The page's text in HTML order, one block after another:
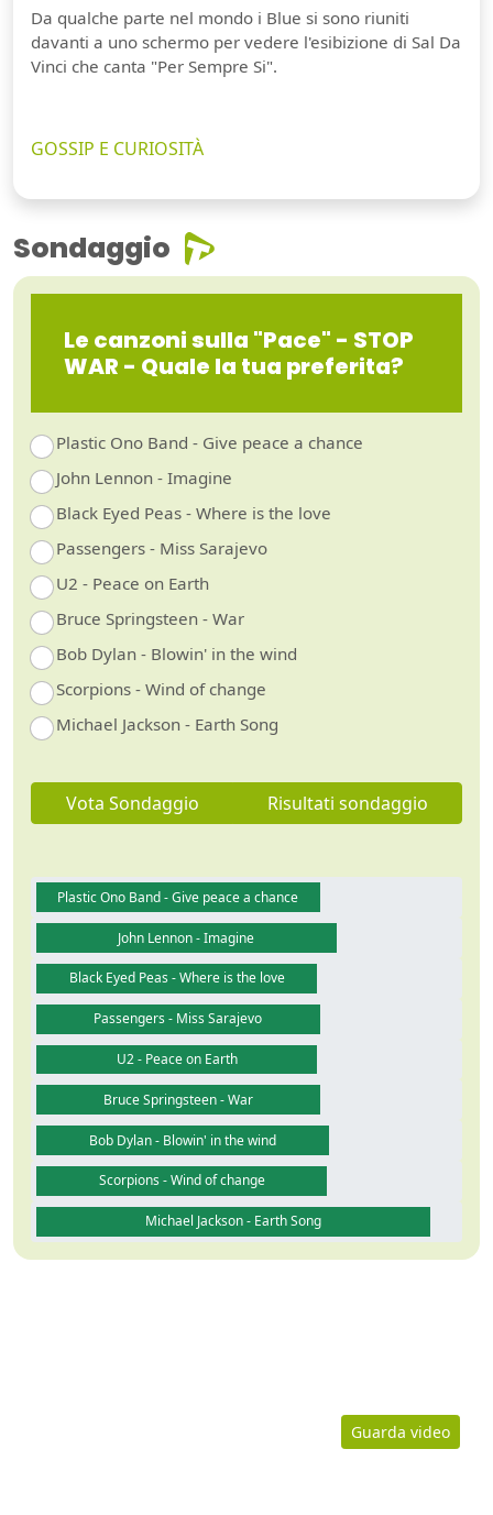
Guarda video
Da qualche parte nel mondo i Blue si sono riuniti
davanti a uno schermo per vedere l'esibizione di Sal Da
Vinci che canta "Per Sempre Si".
GOSSIP E CURIOSITÀ
Sondaggio
Le canzoni sulla "Pace" - STOP
WAR - Quale la tua preferita?
Plastic Ono Band - Give peace a chance
John Lennon - Imagine
Black Eyed Peas - Where is the love
Passengers - Miss Sarajevo
U2 - Peace on Earth
Bruce Springsteen - War
Bob Dylan - Blowin' in the wind
Scorpions - Wind of change
Michael Jackson - Earth Song
Vota Sondaggio Risultati sondaggio
Plastic Ono Band - Give peace a chance
John Lennon - Imagine
Black Eyed Peas - Where is the love
Passengers - Miss Sarajevo
U2 - Peace on Earth
Bruce Springsteen - War
Bob Dylan - Blowin' in the wind
Scorpions - Wind of change
Michael Jackson - Earth Song